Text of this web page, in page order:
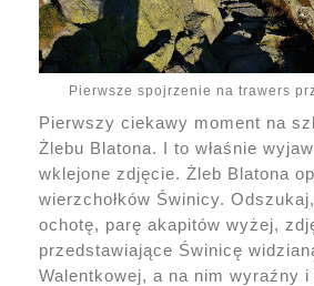
Pierwsze spojrzenie na trawers
Pierwszy ciekawy moment na
Żlebu Blatona. I to właśnie
wklejone zdjęcie. Żleb Blatona
wierzchołków Świnicy.
ochotę, parę akapitów wyżej,
przedstawiające Świnicę
Walentkowej, a na nim wyraźny